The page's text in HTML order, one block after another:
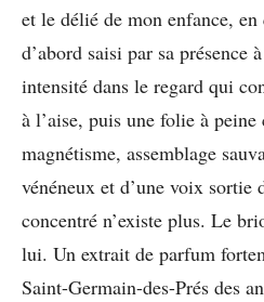
et le délié de mon enfance,
d’abord saisi par sa présence
intensité dans le regard qui
à l’aise, puis une folie à
magnétisme, assemblage
vénéneux et d’une voix sortie
concentré n’existe plus. Le
lui. Un extrait de parfum
Saint-Germain-des-Prés des